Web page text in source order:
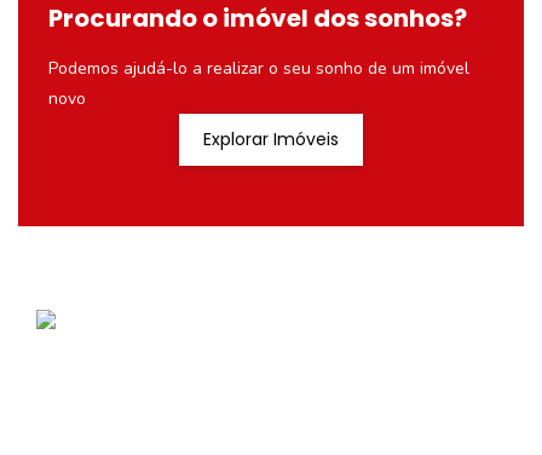
Procurando o imóvel dos sonhos?
Podemos ajudá-lo a realizar o seu sonho de um imóvel
novo
Explorar Imóveis